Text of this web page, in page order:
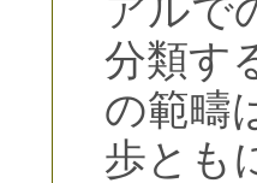
アルで
分類す
の範疇
歩とも